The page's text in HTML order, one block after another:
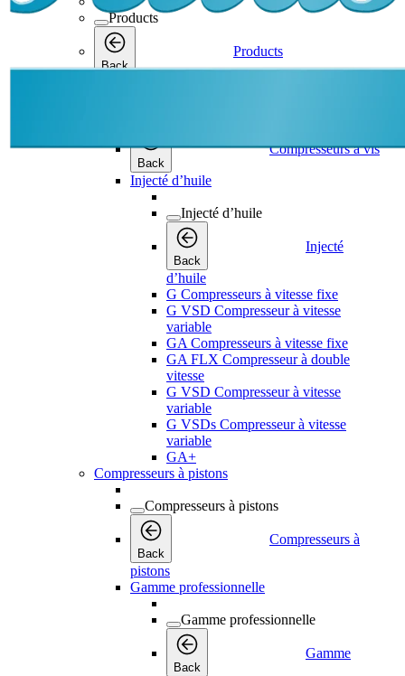
Products
Back
Products
Back
Compresseurs à vis
Injecté d’huile
Injecté d’huile
Back
Injecté
d’huile
G Compresseurs à vitesse fixe
G VSD Compresseur à vitesse
variable
GA Compresseurs à vitesse fixe
GA FLX Compresseur à double
vitesse
G VSD Compresseur à vitesse
variable
G VSDs Compresseur à vitesse
variable
GA+
Compresseurs à pistons
Compresseurs à pistons
Back
Compresseurs à
pistons
Gamme professionnelle
Gamme professionnelle
Back
Gamme